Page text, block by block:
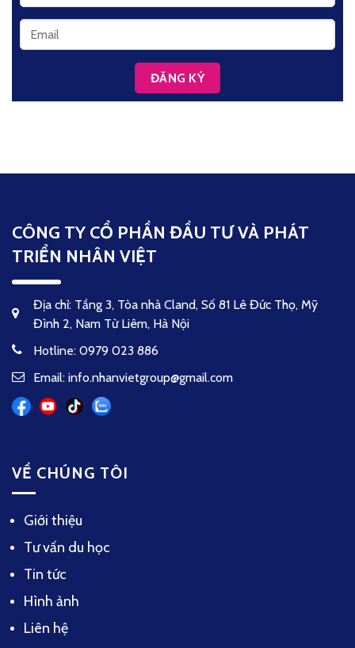
CÔNG TY CỔ PHẦN ĐẦU TƯ VÀ PHÁT
TRIỂN NHÂN VIỆT
Địa chỉ: Tầng 3, Tòa nhà Cland, Số 81 Lê Đức Thọ, Mỹ
Đình 2, Nam Từ Liêm, Hà Nội
Hotline: 0979 023 886
Email: info.nhanvietgroup@gmail.com
VỀ CHÚNG TÔI
Giới thiệu
Tư vấn du học
Tin tức
Hình ảnh
Liên hệ